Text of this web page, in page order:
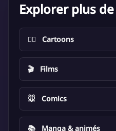
Explorer plus
🦸‍♂️ Cartoons
🎬 Films
🐭 Comics
📚 Manga & animés